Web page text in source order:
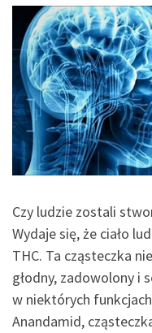
Czy ludzie zostali
Wydaje się, że ciało
THC. Ta cząsteczka
głodny, zadowolony i
w niektórych
Anandamid,